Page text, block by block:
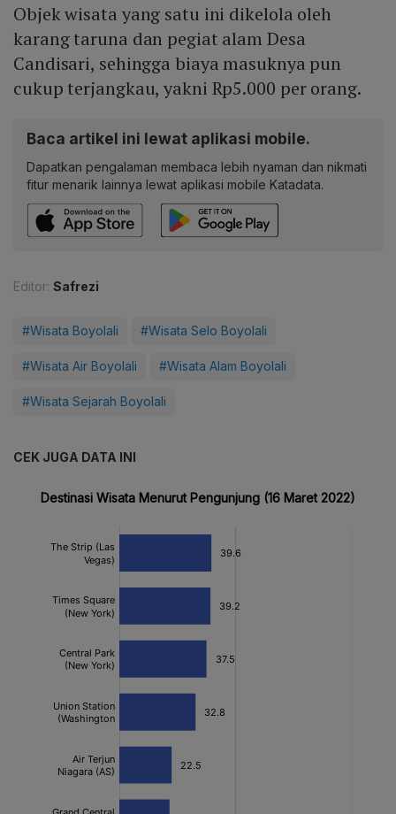
Objek wisata yang satu ini dikelola oleh
karang taruna dan pegiat alam Desa
Candisari, sehingga biaya masuknya pun
cukup terjangkau, yakni Rp5.000 per orang.
Baca artikel ini lewat aplikasi mobile.
Dapatkan pengalaman membaca lebih nyaman dan nikmati
fitur menarik lainnya lewat aplikasi mobile Katadata.
Editor: Safrezi
#Wisata Boyolali #Wisata Selo Boyolali
#Wisata Air Boyolali #Wisata Alam Boyolali
#Wisata Sejarah Boyolali
CEK JUGA DATA INI